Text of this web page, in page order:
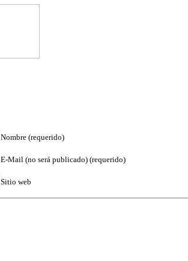
Nombre (requerido)
E-Mail (no será publicado) (requerido)
Sitio web